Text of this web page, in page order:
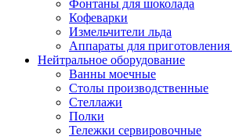
Фонтаны для шоколада
Кофеварки
Измельчители льда
Аппараты для приготовления
Нейтральное оборудование
Ванны моечные
Столы производственные
Стеллажи
Полки
Тележки сервировочные